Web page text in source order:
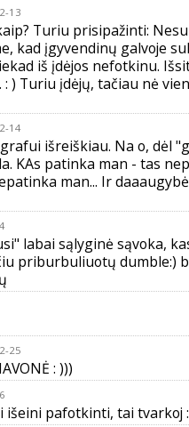
13
Turiu prisipažinti:
kad įgyvendinų galvoje
iš įdėjos nefotkinu.
) Turiu įdėjų, tačiau nė
14
išreiškiau. Na o, dėl
KAs patinka man - tas
man... Ir
labai sąlyginė sąvoka,
priburbuliuotų dumble:)
25
: )))
išeini pafotkinti, tai tvarkoj